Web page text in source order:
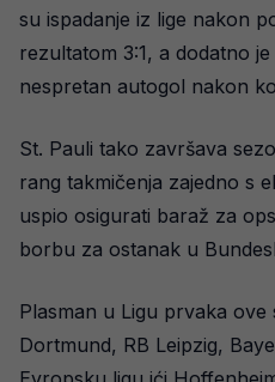
su ispadanje iz lige nakon
rezultatom 3:1, a dodatno
nespretan autogol nakon
St. Pauli tako završava
rang takmičenja zajedno s
uspio osigurati baraž za
borbu za ostanak u
Plasman u Ligu prvaka
Dortmund, RB Leipzig,